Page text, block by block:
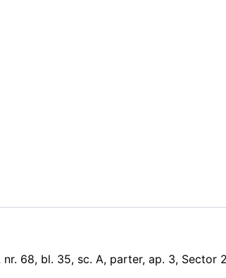
68, bl. 35, sc. A, parter, ap. 3,